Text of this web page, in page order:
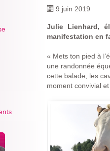
9 juin 2019
Julie Lienhard,
manifestation en
« Mets ton pied à
une randonnée
cette balade, les
moment convivial